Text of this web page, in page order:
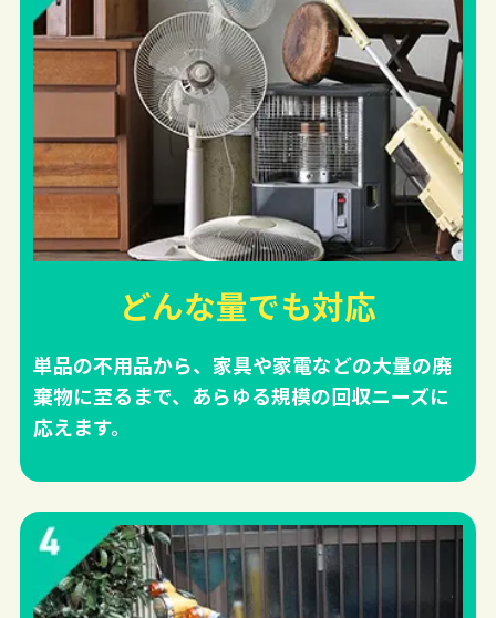
どんな量でも対応
単品の不用品から、家具や家電などの大量の廃
棄物に至るまで、あらゆる規模の回収ニーズに
応えます。